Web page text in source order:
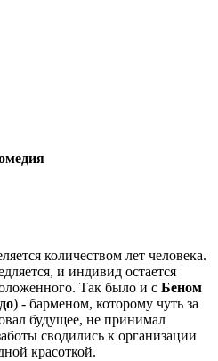
количеством лет человека.
и индивид остается
Так было и с Беном
) - барменом, которому чуть за
будущее, не принимал
сводились к организации
красоткой.